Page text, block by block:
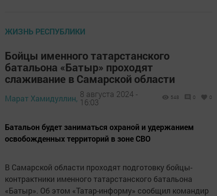
ЖИЗНЬ РЕСПУБЛИКИ
Бойцы именного татарстанского
батальона «Батыр» проходят
слаживание в Самарской области
Марат Хамидуллин, 8 августа 2024 -
16:03
548 0 0
Батальон будет заниматься охраной и удержанием
освобожденных территорий в зоне СВО
В Самарской области проходят подготовку бойцы-
контрактники именного татарстанского батальона
«Батыр». Об этом «Татар-информу» сообщил командир